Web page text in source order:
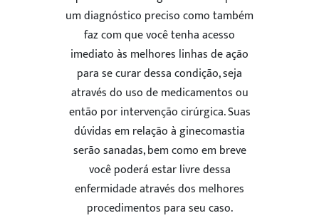
um diagnóstico preciso como também
faz com que você tenha acesso
imediato às melhores linhas de ação
para se curar dessa condição, seja
através do uso de medicamentos ou
então por intervenção cirúrgica. Suas
dúvidas em relação à ginecomastia
serão sanadas, bem como em breve
você poderá estar livre dessa
enfermidade através dos melhores
procedimentos para seu caso.
ENVIAR